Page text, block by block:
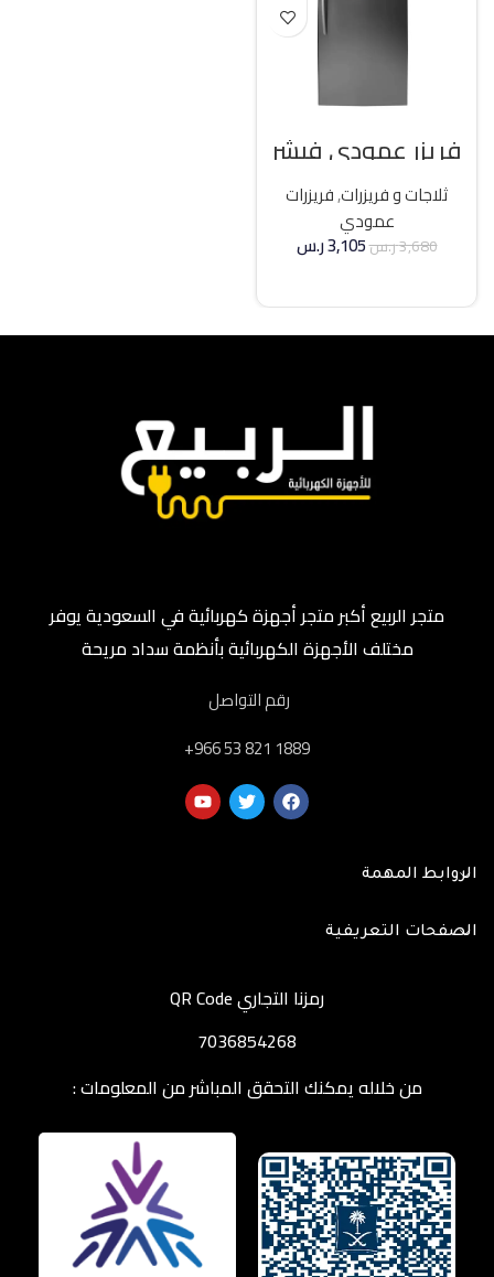
فريزر عمودي فيشر
21 قدم انفرتر – فضي
ثلاجات و فريزرات,فريزرات
عمودي
3,680ر.س3,105ر.س
متجر الربيع أكبر متجر أجهزة كهربائية في السعودية يوفر
مختلف الأجهزة الكهربائية بأنظمة سداد مريحة
رقم التواصل
‎+966 53 821 1889
الروابط المهمة
الصفحات التعريفية
رمزنا التجاري QR Code
7036854268
من خلاله يمكنك التحقق المباشر من المعلومات :